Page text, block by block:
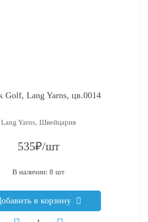
Golf, Lang Yarns, цв.0014
Lang Yarns, Швейцария
535₽/шт
В наличии: 8 шт
в корзину